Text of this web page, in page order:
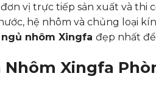
vị trực tiếp sản xuất và thi
hệ nhôm và chủng loại
nhôm Xingfa đẹp nhất
Nhôm Xingfa